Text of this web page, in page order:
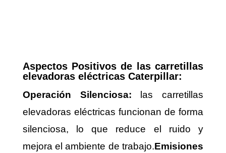
Aspectos Positivos de las carretillas
elevadoras eléctricas Caterpillar:
Operación Silenciosa: las carretillas
elevadoras eléctricas funcionan de forma
silenciosa, lo que reduce el ruido y
mejora el ambiente de trabajo.Emisiones